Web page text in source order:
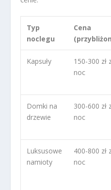
Typ
noclegu
Cena
Kapsuły
150-300 zł
noc
Domki na
drzewie
300-600 zł
noc
Luksusowe
namioty
400-800 zł
noc